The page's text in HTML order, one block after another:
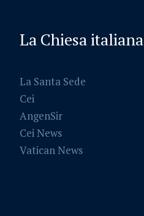
La Chiesa italiana
La Santa Sede
Cei
AngenSir
Cei News
Vatican News